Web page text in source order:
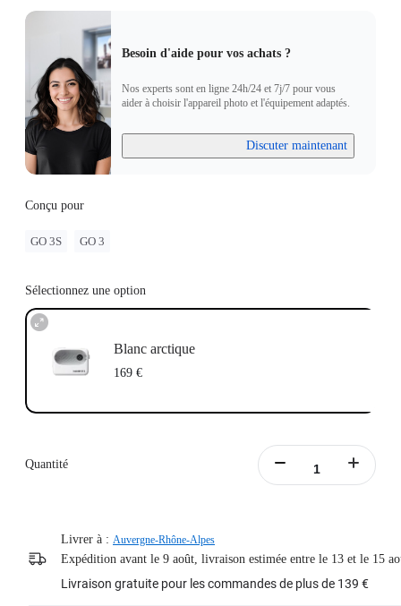
caméra. Appuyez sur le bouton d'alimentation pour allumer
l'Action Pod.
Jumelage : Placez la caméra GO 3 seule dans l'Action Pod.
Lorsque l'Action Pod affiche une prévisualisation en direct de
la caméra GO 3, les appareils ont été jumelés avec succès.
Mise à jour : Si "Incompatibilité du firmware" apparaît à
l'écran, veuillez suivre les instructions pour mettre à jour le
firmware. Le jumelage fonctionnera normalement après la
Besoin d'aide pour vos achats ?
Nos experts sont en ligne 24h/24 et 7j/7 pour vous
aider à choisir l'appareil photo et l'équipement adaptés.
Discuter maintenant
Conçu pour
GO 3S GO 3
Sélectionnez une option
Blanc arctique
169 €
Quantité
Livrer à : Auvergne-Rhône-Alpes
Expédition avant le 9 août, livraison estimée entre le 13 et le 15
Livraison gratuite pour les commandes de plus de 139 €